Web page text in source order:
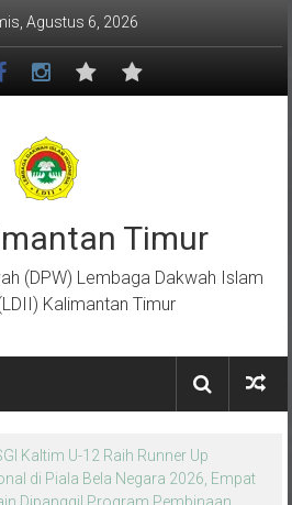
Agustus 6, 2026
Timur
(DPW) Lembaga Dakwah Islam
Kalimantan Timur
Generasi Muda Berkarakter Luhur
Perkemahan Makroman Indah